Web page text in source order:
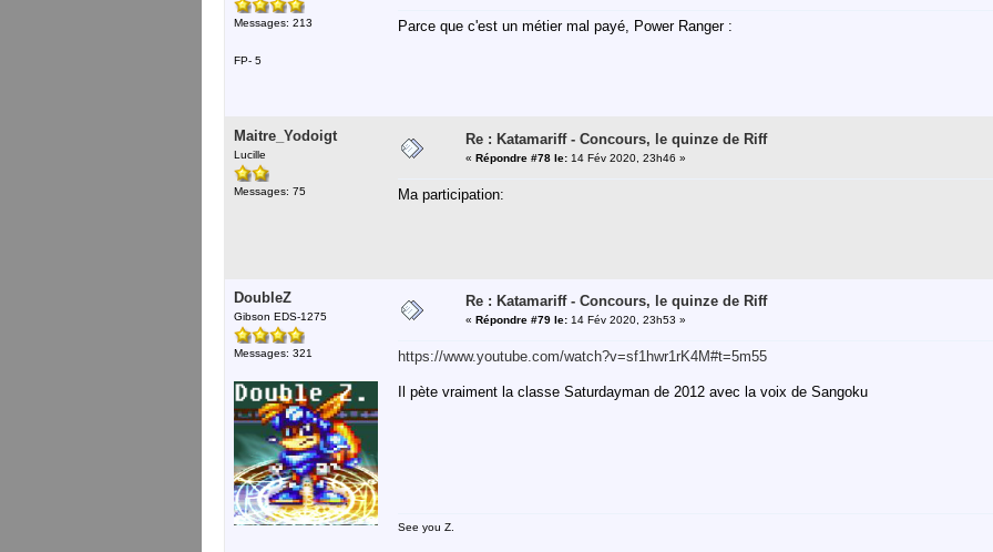
Messages: 213
FP- 5
Parce que c'est un métier mal payé, Power Ranger :
Maitre_Yodoigt
Lucille
Messages: 75
Re : Katamariff - Concours, le quinze de Riff
« Répondre #78 le: 14 Fév 2020, 23h46 »
Ma participation:
DoubleZ
Gibson EDS-1275
Messages: 321
Re : Katamariff - Concours, le quinze de Riff
« Répondre #79 le: 14 Fév 2020, 23h53 »
https://www.youtube.com/watch?v=sf1hwr1rK4M#t=5m55
Il pète vraiment la classe Saturdayman de 2012 avec la voix de Sangoku
See you Z.